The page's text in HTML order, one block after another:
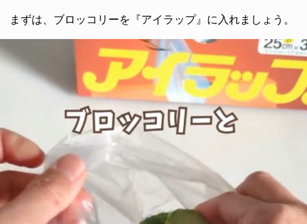
まずは、ブロッコリーを『アイラップ』に入れましょう。